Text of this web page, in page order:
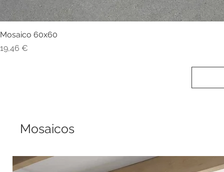
Mosaico 60x60
Preço
19,46 €
Mosaicos